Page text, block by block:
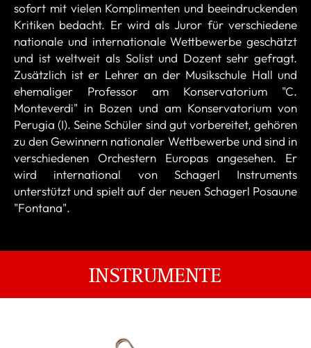
sofort mit vielen Komplimenten und beeindruckenden
Kritiken bedacht. Er wird als Juror für verschiedene
nationale und internationale Wettbewerbe geschätzt
und ist weltweit als Solist und Dozent sehr gefragt.
Zusätzlich ist er Lehrer an der Musikschule Hall und
ehemaliger Professor am Konservatorium "C.
Monteverdi" in Bozen und am Konservatorium von
Perugia (I). Seine Schüler sind gut vorbereitet, gehören
zu den Gewinnern nationaler Wettbewerbe und sind in
verschiedenen Orchestern Europas angesehen. Er
wird international von Schagerl Instruments
unterstützt und spielt auf der neuen Schagerl Posaune
"Fontana".
INSTRUMENTE